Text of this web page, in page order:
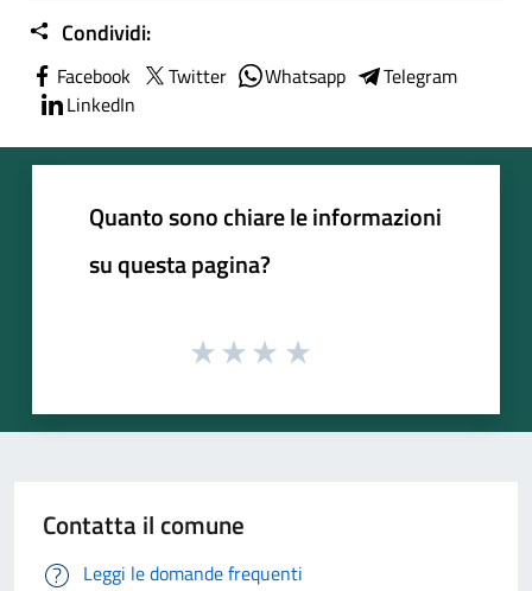
Condividi:
Facebook Twitter Whatsapp
Telegram
LinkedIn
Quanto sono chiare le informazioni
su questa pagina?
Contatta il comune
Leggi le domande frequenti